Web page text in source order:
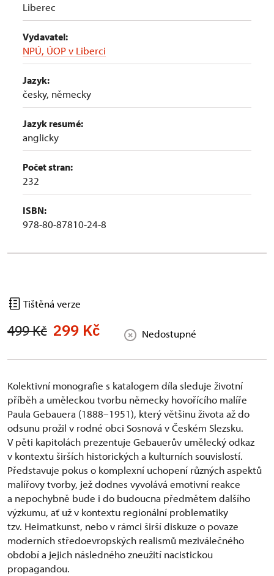
Liberec
Vydavatel:
NPÚ, ÚOP v Liberci
Jazyk:
česky, německy
Jazyk resumé:
anglicky
Počet stran:
232
ISBN:
978-80-87810-24-8
Tištěná verze
499 Kč 299 Kč Nedostupné
Kolektivní monografie s katalogem díla sleduje životní
příběh a uměleckou tvorbu německy hovořícího malíře
Paula Gebauera (1888–1951), který většinu života až do
odsunu prožil v rodné obci Sosnová v Českém Slezsku.
V pěti kapitolách prezentuje Gebauerův umělecký odkaz
v kontextu širších historických a kulturních souvislostí.
Představuje pokus o komplexní uchopení různých aspektů
malířovy tvorby, jež dodnes vyvolává emotivní reakce
a nepochybně bude i do budoucna předmětem dalšího
výzkumu, ať už v kontextu regionální problematiky
tzv. Heimatkunst, nebo v rámci širší diskuze o povaze
moderních středoevropských realismů meziválečného
období a jejich následného zneužití nacistickou
propagandou.